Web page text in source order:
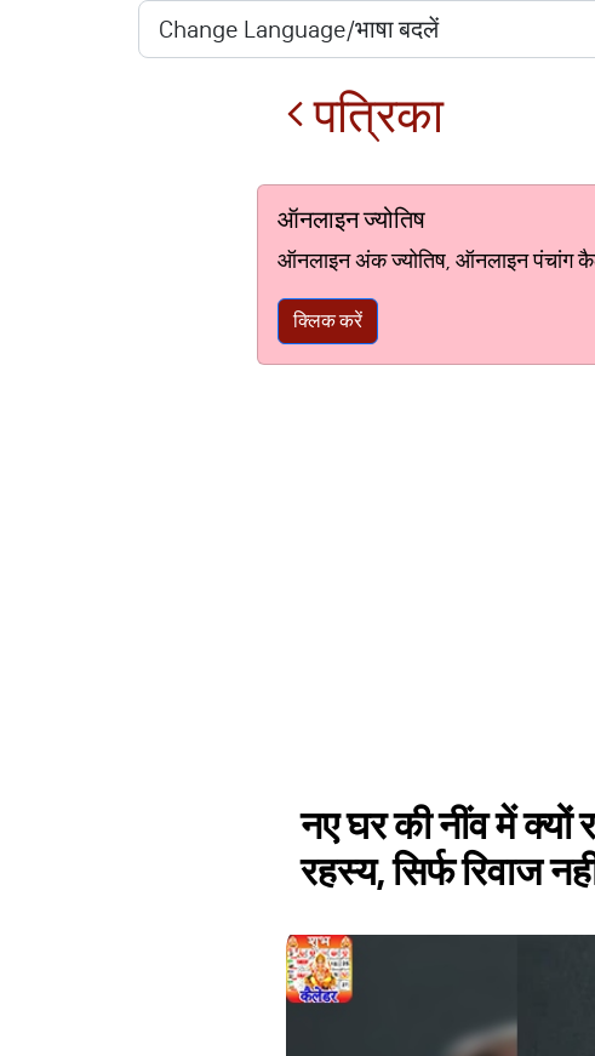
पत्रिका
ऑनलाइन ज्योतिष
ऑनलाइन अंक ज्योतिष, ऑनलाइन पंचांग
क्लिक करें
नए घर की नींव में क्यों
रहस्य, सिर्फ रिवाज